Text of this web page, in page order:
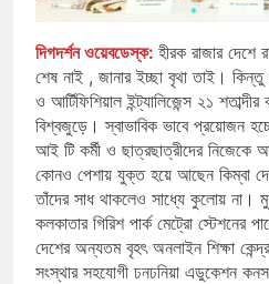
দিগদর্শন ওয়েবডেস্ক: হীরক রাজার দেশে
শেষ নাই , জানার ইচ্ছা বৃথা তাই। কিন্তু
ও আর্টিফিশিয়াল ইন্ট্যালিজেন্স ২১
বিশ্বজুড়ে। স্বাভাবিক ভাবে প্রয়োজন
আই টি কর্মী ও ছাত্রছাত্রীদের
কোনও পেশায় যুক্ত হয়ে আছেন কিম্বা
তাঁদের সাধ থাকলেও সাধ্যে কুলোয়
কলকাতার গিরিশ পার্ক মেট্রো স্টেশনের
দেশের অন্যতম বৃহৎ অনলাইন শিক্ষা
সংস্থার সহযোগী ঢনঢনিয়া এডুকেশন